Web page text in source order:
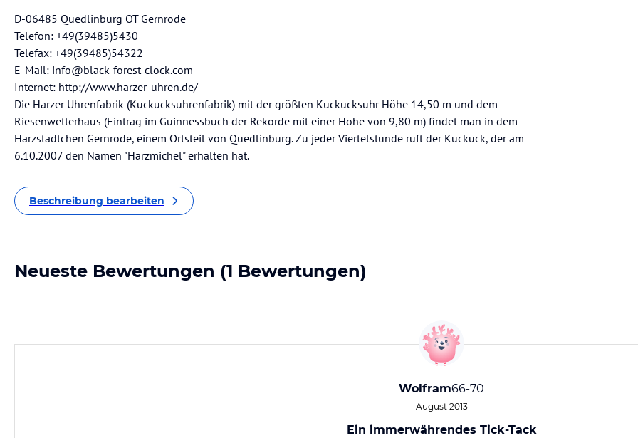
D-06485 Quedlinburg OT Gernrode
Telefon: +49(39485)5430
Telefax: +49(39485)54322
E-Mail: info@black-forest-clock.com
Internet: http://www.harzer-uhren.de/
Die Harzer Uhrenfabrik (Kuckucksuhrenfabrik) mit der größten Kuckucksuhr Höhe 14,50 m und dem
Riesenwetterhaus (Eintrag im Guinnessbuch der Rekorde mit einer Höhe von 9,80 m) findet man in dem
Harzstädtchen Gernrode, einem Ortsteil von Quedlinburg. Zu jeder Viertelstunde ruft der Kuckuck, der am
6.10.2007 den Namen "Harzmichel" erhalten hat.
Beschreibung bearbeiten
Neueste Bewertungen (1 Bewertungen)
Wolfram66-70
August 2013
Ein immerwährendes Tick-Tack